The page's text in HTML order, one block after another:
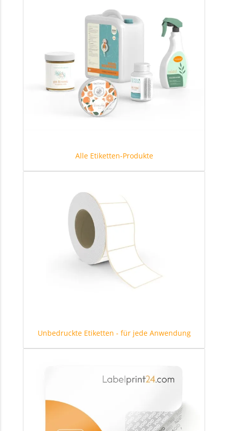
Alle Etiketten-Produkte
Unbedruckte Etiketten - für jede Anwendung